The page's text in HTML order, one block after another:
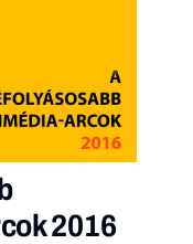
2016